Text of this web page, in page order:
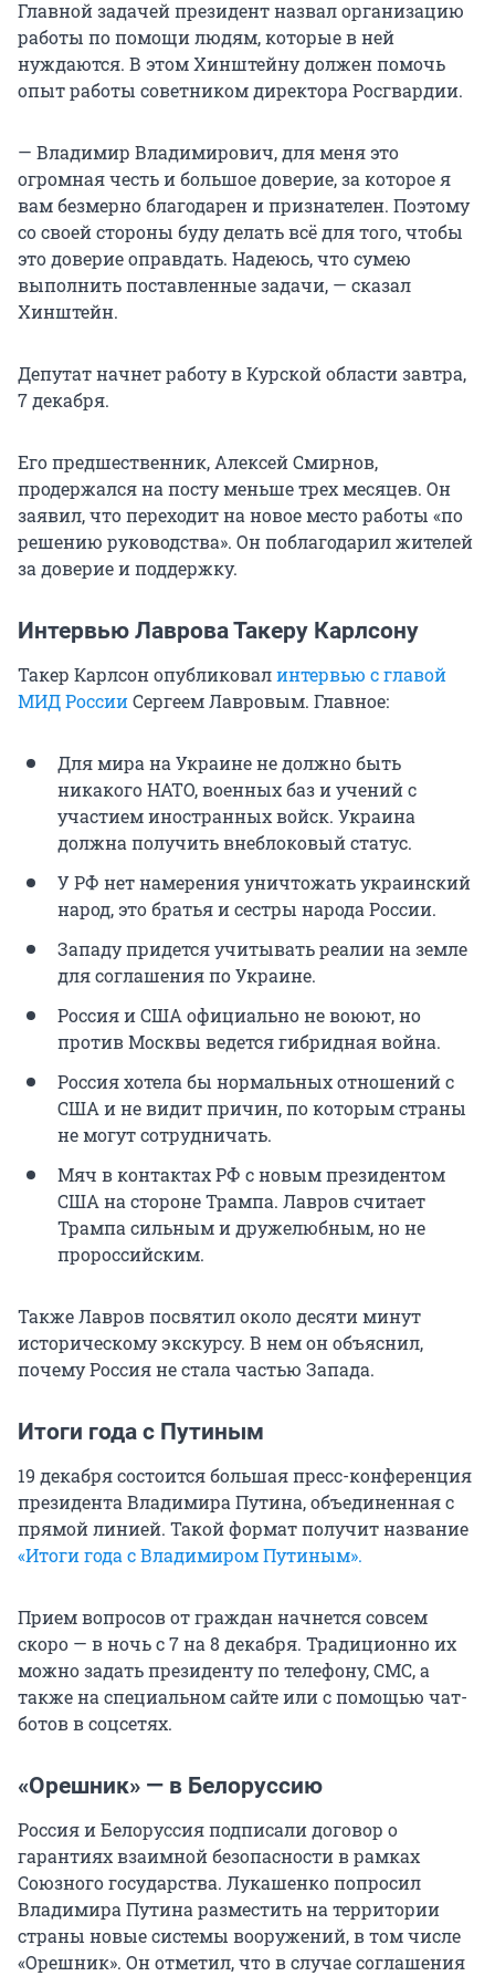
Главной задачей президент назвал организацию
работы по помощи людям, которые в ней
нуждаются. В этом Хинштейну должен помочь
опыт работы советником директора Росгвардии.
— Владимир Владимирович, для меня это
огромная честь и большое доверие, за которое я
вам безмерно благодарен и признателен. Поэтому
со своей стороны буду делать всё для того, чтобы
это доверие оправдать. Надеюсь, что сумею
выполнить поставленные задачи, — сказал
Хинштейн.
Депутат начнет работу в Курской области завтра,
7 декабря.
Его предшественник, Алексей Смирнов,
продержался на посту меньше трех месяцев. Он
заявил, что переходит на новое место работы «по
решению руководства». Он поблагодарил жителей
за доверие и поддержку.
Интервью Лаврова Такеру Карлсону
Такер Карлсон опубликовалинтервью с главой
МИД РоссииСергеем Лавровым. Главное:
Для мира на Украине не должно быть
никакого НАТО, военных баз и учений с
участием иностранных войск. Украина
должна получить внеблоковый статус.
У РФ нет намерения уничтожать украинский
народ, это братья и сестры народа России.
Западу придется учитывать реалии на земле
для соглашения по Украине.
Россия и США официально не воюют, но
против Москвы ведется гибридная война.
Россия хотела бы нормальных отношений с
США и не видит причин, по которым страны
не могут сотрудничать.
Мяч в контактах РФ с новым президентом
США на стороне Трампа. Лавров считает
Трампа сильным и дружелюбным, но не
пророссийским.
Также Лавров посвятил около десяти минут
историческому экскурсу. В нем он объяснил,
почему Россия не стала частью Запада.
Итоги года с Путиным
19 декабря состоится большая пресс-конференция
президента Владимира Путина, объединенная с
прямой линией. Такой формат получит название
«Итоги года с Владимиром Путиным».
Прием вопросов от граждан начнется совсем
скоро — в ночь с 7 на 8 декабря. Традиционно их
можно задать президенту по телефону, СМС, а
также на специальном сайте или с помощью чат-
ботов в соцсетях.
«Орешник» — в Белоруссию
Россия и Белоруссия подписали договор о
гарантиях взаимной безопасности в рамках
Союзного государства. Лукашенко попросил
Владимира Путина разместить на территории
страны новые системы вооружений, в том числе
«Орешник». Он отметил, что в случае соглашения